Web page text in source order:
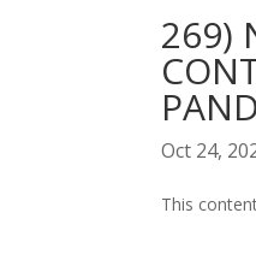
269)
Oct 24,
This